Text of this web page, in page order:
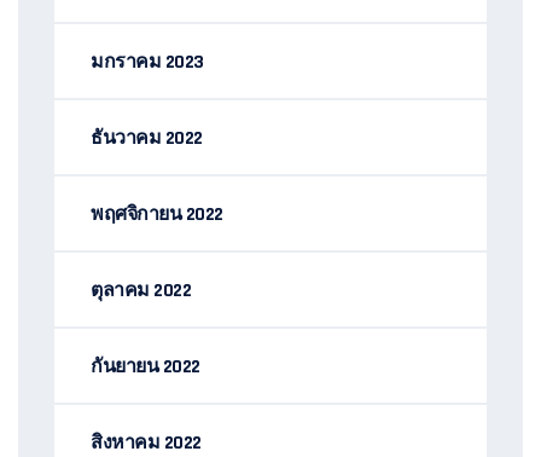
มกราคม 2023
ธันวาคม 2022
พฤศจิกายน 2022
ตุลาคม 2022
กันยายน 2022
สิงหาคม 2022